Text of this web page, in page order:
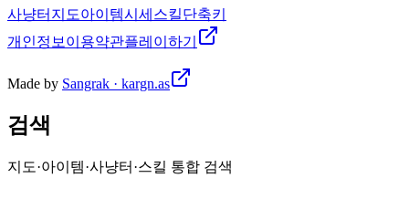
사냥터 지도아이템시세 스킬단축키
개인정보 이용약관플레이하기
Made by Sangrak · kargn.as
검색
지도·아이템·사냥터·스킬 통합 검색